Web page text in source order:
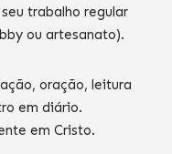
trabalho regular
ou artesanato).
oração, leitura
em diário.
em Cristo.